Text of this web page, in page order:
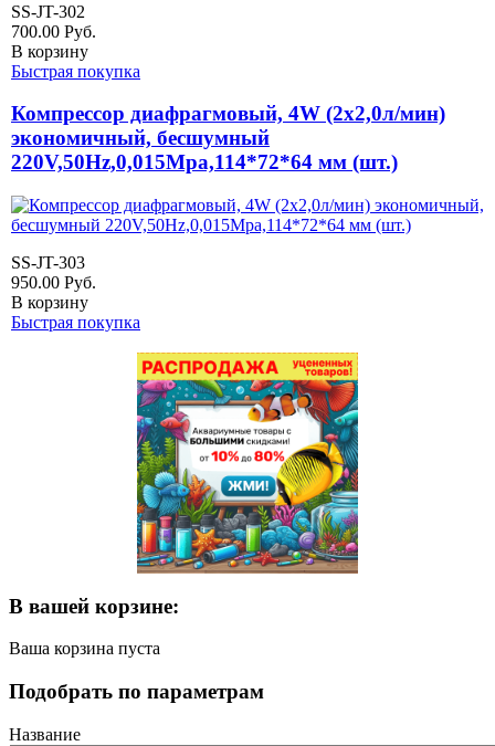
SS-JT-302
700.00 Руб.
В корзину
Быстрая покупка
Компрессор диафрагмовый, 4W (2x2,0л/мин)
экономичный, бесшумный
220V,50Hz,0,015Mpa,114*72*64 мм (шт.)
SS-JT-303
950.00 Руб.
В корзину
Быстрая покупка
В вашей корзине:
Ваша корзина пуста
Подобрать по параметрам
Название